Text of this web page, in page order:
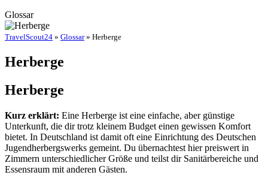
Glossar
TravelScout24 » Glossar» Herberge
Herberge
Herberge
Kurz erklärt: Eine Herberge ist eine einfache, aber günstige
Unterkunft, die dir trotz kleinem Budget einen gewissen Komfort
bietet. In Deutschland ist damit oft eine Einrichtung des Deutschen
Jugendherbergswerks gemeint. Du übernachtest hier preiswert in
Zimmern unterschiedlicher Größe und teilst dir Sanitärbereiche und
Essensraum mit anderen Gästen.